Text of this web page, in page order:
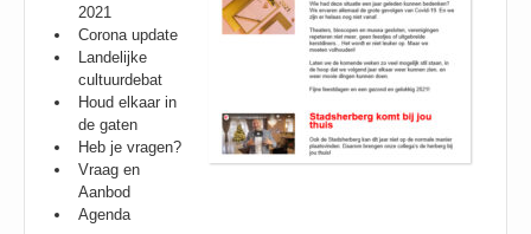
2021
Corona update
Landelijke
cultuurdebat
Houd elkaar in
de gaten
Heb je vragen?
Vraag en
Aanbod
Agenda